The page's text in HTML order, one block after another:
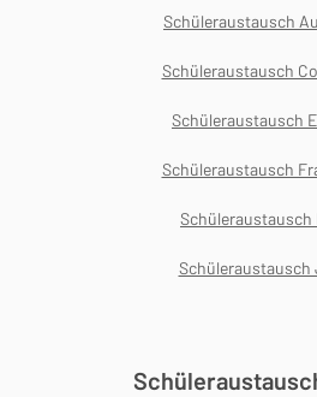
Schüleraustausch
Schüleraustausch
Schüleraustausch
Schüleraustausch
Schüleraustausch
Schüleraustausch